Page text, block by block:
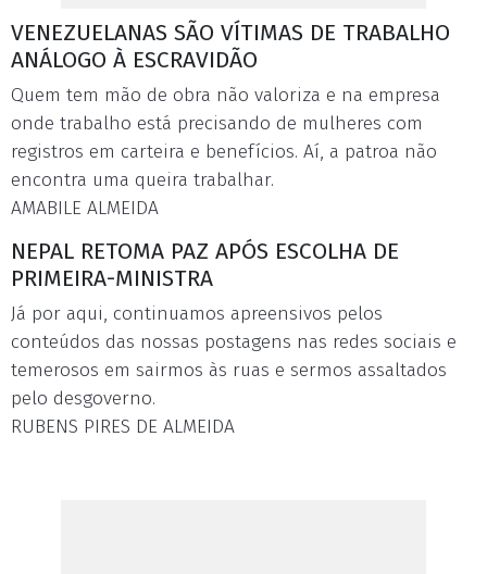
VENEZUELANAS SÃO VÍTIMAS DE TRABALHO
ANÁLOGO À ESCRAVIDÃO
Quem tem mão de obra não valoriza e na empresa
onde trabalho está precisando de mulheres com
registros em carteira e benefícios. Aí, a patroa não
encontra uma queira trabalhar.
AMABILE ALMEIDA
NEPAL RETOMA PAZ APÓS ESCOLHA DE
PRIMEIRA-MINISTRA
Já por aqui, continuamos apreensivos pelos
conteúdos das nossas postagens nas redes sociais e
temerosos em sairmos às ruas e sermos assaltados
pelo desgoverno.
RUBENS PIRES DE ALMEIDA